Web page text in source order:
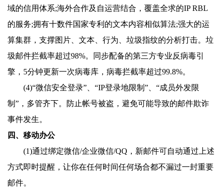
域的信用体系;海外合作及自运营结合，覆盖全求的IP RBL
的服务;拥有十数件国家专利的文本内容相似算法;强大的运
算集群，支撑图片、文本、行为、垃圾指纹的分析打击。垃
圾邮件拦截率超过98%。同步配备的第三方专业反病毒引
擎，5分钟更新一次病毒库，病毒拦截率超过99.8%。
(4)“微信安全登录”、“IP登录地限制”、“成员外发限
制”，多管齐下。防止帐号被盗，避免可能导致的邮件欺诈
事件发生。
四、移动办公
(1)通过绑定微信/企业微信/QQ，新邮件可自动通过上述
方式即时提醒，让你在任何时间任何场合都不漏过一封重要
邮件。